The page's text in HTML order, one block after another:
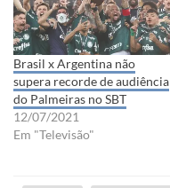
Brasil x Argentina não
supera recorde de audiência
do Palmeiras no SBT
12/07/2021
Em "Televisão"